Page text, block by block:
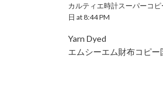
カルティエ時計スーパーコ
日 at 8:44 PM
Yarn Dyed
エムシーエム財布コピー